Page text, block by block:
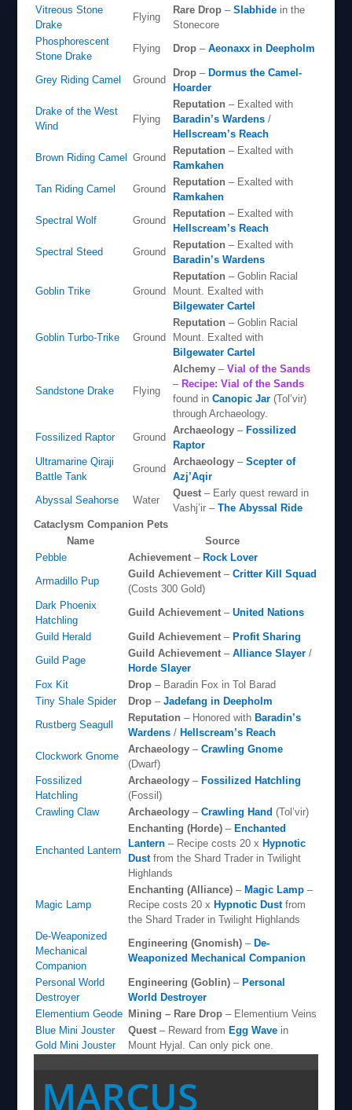
Vitreous Stone
Drake
Flying
Rare Drop– Slabhidein the
Stonecore
Phosphorescent
Stone Drake
Flying Drop– Aeonaxx in Deepholm
Grey Riding Camel Ground
Drop– Dormus the Camel-
Hoarder
Drake of the West
Wind
Flying
Reputation – Exalted with
Baradin’s Wardens/
Hellscream’s Reach
Brown Riding Camel Ground
Reputation – Exalted with
Ramkahen
Tan Riding Camel
Ground
Reputation – Exalted with
Ramkahen
Spectral Wolf
Ground
Reputation – Exalted with
Hellscream’s Reach
Spectral Steed
Ground
Reputation – Exalted with
Baradin’s Wardens
Goblin Trike Ground
Reputation – Goblin Racial
Mount. Exalted with
Bilgewater Cartel
Goblin Turbo-Trike Ground
Reputation – Goblin Racial
Mount. Exalted with
Bilgewater Cartel
Sandstone Drake Flying
Alchemy– Vial of the Sands
– Recipe: Vial of the Sands
found in Canopic Jar(Tol’vir)
through Archaeology.
Fossilized Raptor
Ground
Archaeology– Fossilized
Raptor
Ultramarine Qiraji
Battle Tank
Ground
Archaeology– Scepter of
Azj’Aqir
Abyssal Seahorse
Water
Quest– Early quest reward in
Vashj’ir – The Abyssal Ride
Cataclysm Companion Pets
Name
Source
Pebble
Achievement– Rock Lover
Armadillo Pup
Guild Achievement– Critter Kill Squad
(Costs 300 Gold)
Dark Phoenix
Hatchling
Guild Achievement– United Nations
Guild Herald Guild Achievement– Profit Sharing
Guild Page
Guild Achievement– Alliance Slayer/
Horde Slayer
Fox Kit
Drop– Baradin Fox in Tol Barad
Tiny Shale Spider
Drop– Jadefang in Deepholm
Rustberg Seagull
Reputation – Honored with Baradin’s
Wardens/ Hellscream’s Reach
Clockwork Gnome
Archaeology– Crawling Gnome
(Dwarf)
Fossilized
Hatchling
Archaeology– Fossilized Hatchling
(Fossil)
Crawling Claw
Archaeology– Crawling Hand (Tol’vir)
Enchanted Lantern
Enchanting (Horde)– Enchanted
Lantern– Recipe costs 20 x Hypnotic
Dustfrom the Shard Trader in Twilight
Highlands
Magic Lamp
Enchanting (Alliance)– Magic Lamp–
Recipe costs 20 x Hypnotic Dustfrom
the Shard Trader in Twilight Highlands
De-Weaponized
Mechanical
Companion
Engineering (Gnomish)– De-
Weaponized Mechanical Companion
Personal World
Destroyer
Engineering (Goblin)– Personal
World Destroyer
Elementium Geode Mining – Rare Drop– Elementium Veins
Blue Mini Jouster
Gold Mini Jouster
Quest– Reward from Egg Wavein
Mount Hyjal. Can only pick one.
MARCUS